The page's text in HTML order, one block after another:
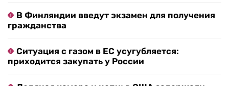
В Финляндии введут экзамен для получения
гражданства
Ситуация с газом в ЕС усугубляется:
приходится закупать у России